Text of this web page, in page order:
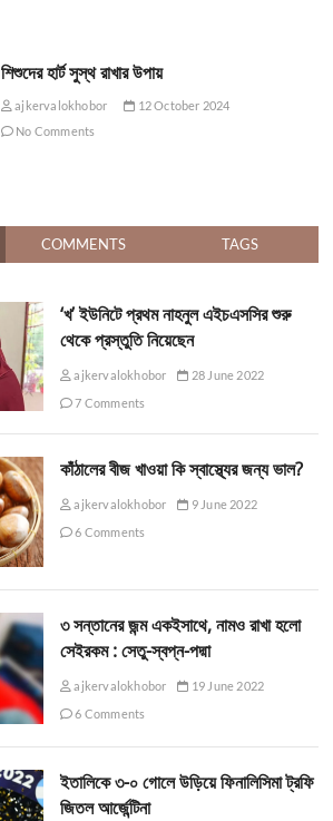
শিশুদের হার্ট সুস্থ রাখার উপায়
ajkervalokhobor
12 October 2024
No Comments
COMMENTS TAGS
‘খ’ ইউনিটে প্রথম নাহনুল এইচএসসির শুরু
থেকে প্রস্তুতি নিয়েছেন
ajkervalokhobor
28 June 2022
7 Comments
কাঁঠালের বীজ খাওয়া কি স্বাস্থ্যের জন্য ভাল?
ajkervalokhobor
9 June 2022
6 Comments
৩ সন্তানের জন্ম একইসাথে, নামও রাখা হলো
সেইরকম : সেতু-স্বপ্ন-পদ্মা
ajkervalokhobor
19 June 2022
6 Comments
ইতালিকে ৩-০ গোলে উড়িয়ে ফিনালিসিমা ট্রফি
জিতল আর্জেন্টিনা